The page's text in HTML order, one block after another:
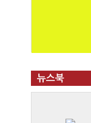
뉴스북